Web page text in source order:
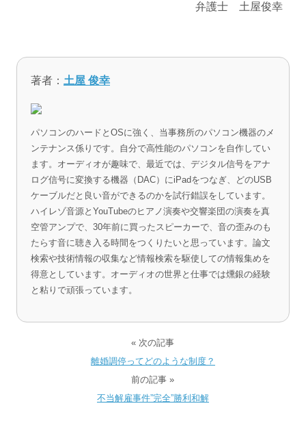
弁護士 土屋俊幸
著者： 土屋 俊幸
パソコンのハードとOSに強く、当事務所のパソコン機器のメ
ンテナンス係りです。自分で高性能のパソコンを自作してい
ます。オーディオが趣味で、最近では、デジタル信号をアナ
ログ信号に変換する機器（DAC）にiPadをつなぎ、どのUSB
ケーブルだと良い音ができるのかを試行錯誤をしています。
ハイレゾ音源とYouTubeのヒアノ演奏や交響楽団の演奏を真
空管アンプで、30年前に買ったスピーカーで、音の歪みのも
たらす音に聴き入る時間をつくりたいと思っています。論文
検索や技術情報の収集など情報検索を駆使しての情報集めを
得意としています。オーディオの世界と仕事では燻銀の経験
と粘りで頑張っています。
« 次の記事
離婚調停ってどのような制度？
前の記事 »
不当解雇事件”完全”勝利和解